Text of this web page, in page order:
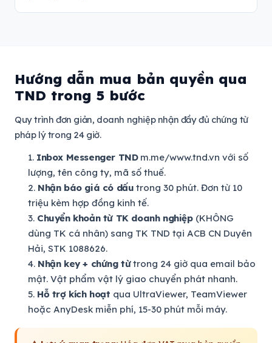
Hướng dẫn mua bản quyền qua
TND trong 5 bước
Quy trình đơn giản, doanh nghiệp nhận đầy đủ chứng từ
pháp lý trong 24 giờ.
Inbox Messenger TNDm.me/www.tnd.vn với số
lượng, tên công ty, mã số thuế.
Nhận báo giá có dấu trong 30 phút. Đơn từ 10
triệu kèm hợp đồng kinh tế.
Chuyển khoản từ TK doanh nghiệp(KHÔNG
dùng TK cá nhân) sang TK TND tại ACB CN Duyên
Hải, STK 1088626.
Nhận key + chứng từtrong 24 giờ qua email bảo
mật. Vật phẩm vật lý giao chuyển phát nhanh.
Hỗ trợ kích hoạt qua UltraViewer, TeamViewer
hoặc AnyDesk miễn phí, 15-30 phút mỗi máy.